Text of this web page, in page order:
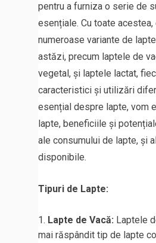
pentru a furniza o serie de
esențiale. Cu toate
numeroase variante de
astăzi, precum laptele de
vegetal, și laptele lactat,
caracteristici și utilizări
esențial despre lapte, vom
lapte, beneficiile și
ale consumului de lapte, și
disponibile.
Tipuri de Lapte:
Lapte de Vacă: Laptele
mai răspândit tip de lapte